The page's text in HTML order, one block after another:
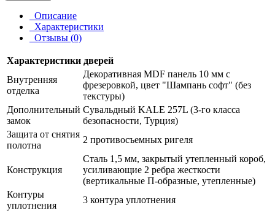
Описание
Характеристики
Отзывы (0)
Характеристики дверей
Внутренняя
отделка
Декоративная MDF панель 10 мм с
фрезеровкой, цвет "Шампань софт" (без
текстуры)
Дополнительный
замок
Сувальдный KALE 257L (3-го класса
безопасности, Турция)
Защита от снятия
полотна
2 противосъемных ригеля
Конструкция
Сталь 1,5 мм, закрытый утепленный короб,
усиливающие 2 ребра жесткости
(вертикальные П-образные, утепленные)
Контуры
уплотнения
3 контура уплотнения